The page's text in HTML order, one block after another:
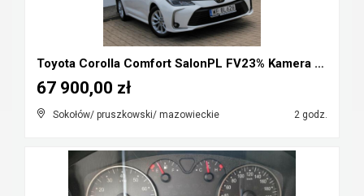
Toyota Corolla Comfort SalonPL FV23% Kamera LED Te...
Sokołów/ pruszkowski/ mazowieckie 2 godz.
67 900,00 zł